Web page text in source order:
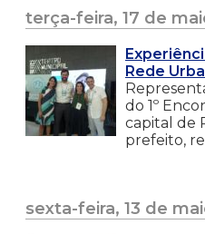
terça-feira, 17 de
Rede
do 1º
capital de
prefeito,
sexta-feira, 13 de